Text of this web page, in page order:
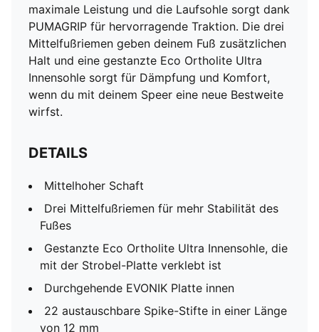
maximale Leistung und die Laufsohle sorgt dank
PUMAGRIP für hervorragende Traktion. Die drei
Mittelfußriemen geben deinem Fuß zusätzlichen
Halt und eine gestanzte Eco Ortholite Ultra
Innensohle sorgt für Dämpfung und Komfort,
wenn du mit deinem Speer eine neue Bestweite
wirfst.
DETAILS
Mittelhoher Schaft
Drei Mittelfußriemen für mehr Stabilität des
Fußes
Gestanzte Eco Ortholite Ultra Innensohle, die
mit der Strobel-Platte verklebt ist
Durchgehende EVONIK Platte innen
22 austauschbare Spike-Stifte in einer Länge
von 12 mm